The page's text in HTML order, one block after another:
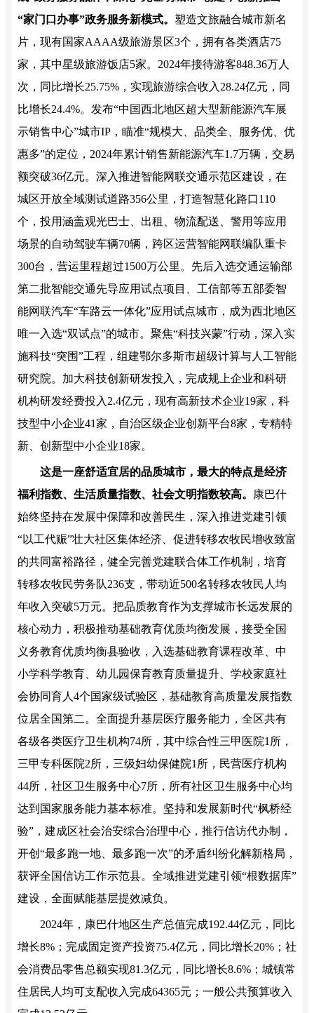
“家门口办事”政务服务新模式。 塑造文旅融合城市新名
片，现有国家AAAA级旅游景区3个，拥有各类酒店75
家，其中星级旅游饭店5家。2024年接待游客848.36万人
次，同比增长25.75%，实现旅游综合收入28.24亿元，同
比增长24.4%。发布“中国西北地区超大型新能源汽车展
示销售中心”城市IP，瞄准“规模大、品类全、服务优、优
惠多”的定位，2024年累计销售新能源汽车1.7万辆，交易
额突破36亿元。深入推进智能网联交通示范区建设，在
城区开放全域测试道路356公里，打造智慧化路口110
个，投用涵盖观光巴士、出租、物流配送、警用等应用
场景的自动驾驶车辆70辆，跨区运营智能网联编队重卡
300台，营运里程超过1500万公里。先后入选交通运输部
第二批智能交通先导应用试点项目、工信部等五部委智
能网联汽车“车路云一体化”应用试点城市，成为西北地区
唯一入选“双试点”的城市。聚焦“科技兴蒙”行动，深入实
施科技“突围”工程，组建鄂尔多斯市超级计算与人工智能
研究院。加大科技创新研发投入，完成规上企业和科研
机构研发经费投入2.4亿元，现有高新技术企业19家，科
技型中小企业41家，自治区级企业创新平台8家，专精特
新、创新型中小企业18家。
这是一座舒适宜居的品质城市，最大的特点是经济
福利指数、生活质量指数、社会文明指数较高。 康巴什
始终坚持在发展中保障和改善民生，深入推进党建引领
“以工代赈”壮大社区集体经济、促进转移农牧民增收致富
的共同富裕路径，健全完善党建联合体工作机制，培育
转移农牧民劳务队236支，带动近500名转移农牧民人均
年收入突破5万元。把品质教育作为支撑城市长远发展的
核心动力，积极推动基础教育优质均衡发展，接受全国
义务教育优质均衡县验收，入选基础教育课程改革、中
小学科学教育、幼儿园保育教育质量提升、学校家庭社
会协同育人4个国家级试验区，基础教育高质量发展指数
位居全国第二。全面提升基层医疗服务能力，全区共有
各级各类医疗卫生机构74所，其中综合性三甲医院1所，
三甲专科医院2所，三级妇幼保健院1所，民营医疗机构
44所，社区卫生服务中心7所，所有社区卫生服务中心均
达到国家服务能力基本标准。坚持和发展新时代“枫桥经
验”，建成区社会治安综合治理中心，推行信访代办制，
开创“最多跑一地、最多跑一次”的矛盾纠纷化解新格局，
获评全国信访工作示范县。全域推进党建引领“根数据库”
建设，全面赋能基层提效减负。
2024年，康巴什地区生产总值完成192.44亿元，同比
增长8%；完成固定资产投资75.4亿元，同比增长20%；社
会消费品零售总额实现81.3亿元，同比增长8.6%；城镇常
住居民人均可支配收入完成64365元；一般公共预算收入